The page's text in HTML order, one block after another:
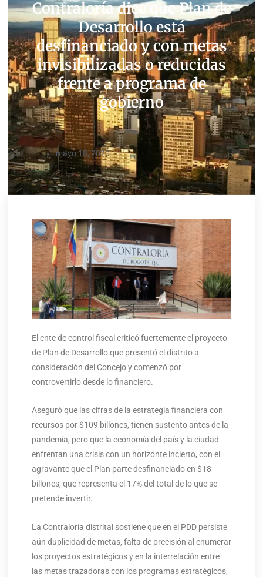
Contraloría dice que Plan de
Desarrollo está
desfinanciado y con metas
invisibilizadas o reducidas
frente a programa de
gobierno
mayo 18, 2020
El ente de control fiscal criticó fuertemente el proyecto
de Plan de Desarrollo que presentó el distrito a
consideración del Concejo y comenzó por
controvertirlo desde lo financiero.
Aseguró que las cifras de la estrategia financiera con
recursos por $109 billones, tienen sustento antes de la
pandemia, pero que la economía del país y la ciudad
enfrentan una crisis con un horizonte incierto, con el
agravante que el Plan parte desfinanciado en $18
billones, que representa el 17% del total de lo que se
pretende invertir.
La Contraloría distrital sostiene que en el PDD persiste
aún duplicidad de metas, falta de precisión al enumerar
los proyectos estratégicos y en la interrelación entre
las metas trazadoras con los programas estratégicos,